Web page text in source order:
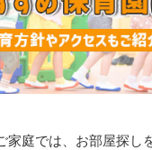
家庭では、お部屋探し